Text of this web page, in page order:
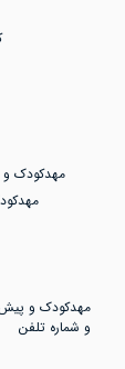
مهدکودک و
مهدکودک و پیش
و شماره تلفن